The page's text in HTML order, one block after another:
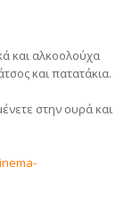
και αλκοολούχα
και πατατάκια.
στην ουρά και